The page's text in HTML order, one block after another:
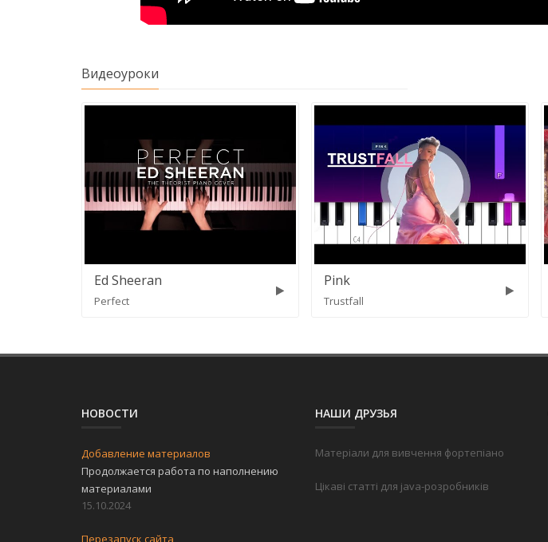
Видеоуроки
Ed Sheeran
Perfect
Pink
Trustfall
НОВОСТИ
Добавление материалов
Продолжается работа по наполнению
материалами
15.10.2024
Перезапуск сайта
НАШИ ДРУЗЬЯ
Матеріали для вивчення фортепіано
Цікаві статті для java-розробників